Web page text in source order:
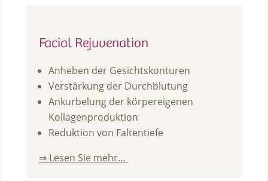
Facial Rejuvenation
Anheben der Gesichtskonturen
Verstärkung der Durchblutung
Ankurbelung der körpereigenen
Kollagenproduktion
Reduktion von Faltentiefe
⇒ Lesen Sie mehr…